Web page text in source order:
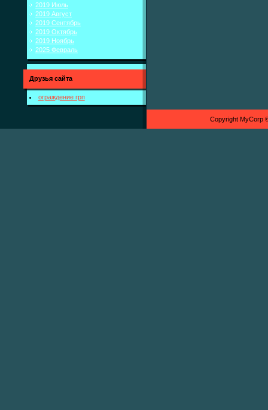
2019 Июль
2019 Август
2019 Сентябрь
2019 Октябрь
2019 Ноябрь
2025 Февраль
Друзья сайта
ограждение грп
Copyright MyCorp